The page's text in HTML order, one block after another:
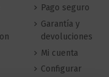
Pago seguro
Garantía y
devoluciones
Mi cuenta
Configurar